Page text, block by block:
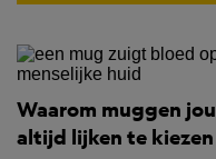
Waarom muggen jou
altijd lijken te kiezen